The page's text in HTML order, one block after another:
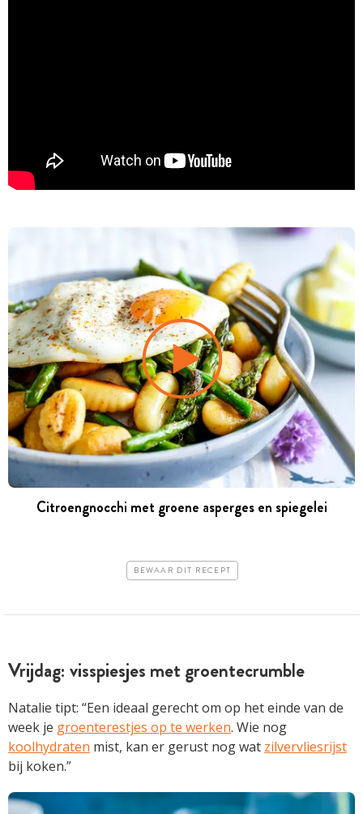
Citroengnocchi met groene asperges en spiegelei
BEWAAR DIT RECEPT
Vrijdag: visspiesjes met groentecrumble
Natalie tipt: “Een ideaal gerecht om op het einde van de
week je groenterestjes op te werken. Wie nog
koolhydraten mist, kan er gerust nog wat zilvervliesrijst
bij koken.”